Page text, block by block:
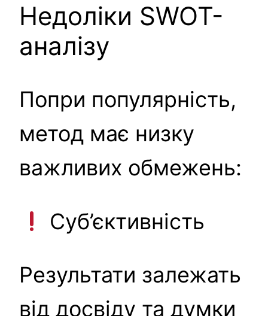
Недоліки SWOT-
аналізу
Попри популярність,
метод має низку
важливих обмежень:
Суб’єктивність
Результати залежать
від досвіду та думки